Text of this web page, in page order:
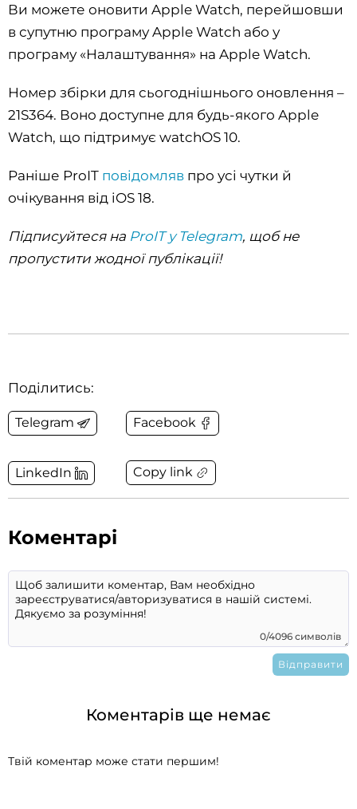
Ви можете оновити Apple Watch, перейшовши
в супутню програму Apple Watch або у
програму «Налаштування» на Apple Watch.
Номер збірки для сьогоднішнього оновлення –
21S364. Воно доступне для будь-якого Apple
Watch, що підтримує watchOS 10.
Раніше ProIT повідомляв про усі чутки й
очікування від iOS 18.
Підписуйтеся на ProIT у Telegram, щоб не
пропустити жодної публікації!
Поділитись:
Telegram Facebook
LinkedIn Copy link
Коментарі
0/4096 символів
Коментарів ще немає
Твій коментар може стати першим!